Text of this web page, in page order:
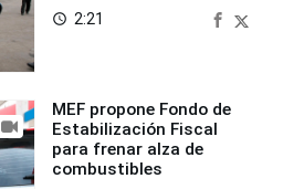
access_time 2:21
MEF propone Fondo de
Estabilización Fiscal
para frenar alza de
combustibles